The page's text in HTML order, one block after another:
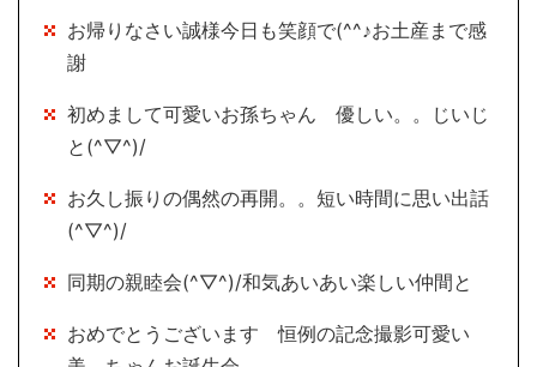
お帰りなさい誠様今日も笑顔で(^^♪お土産まで感
謝
初めまして可愛いお孫ちゃん 優しい。。じいじ
と(^▽^)/
お久し振りの偶然の再開。。短い時間に思い出話
(^▽^)/
同期の親睦会(^▽^)/和気あいあい楽しい仲間と
おめでとうございます 恒例の記念撮影可愛い